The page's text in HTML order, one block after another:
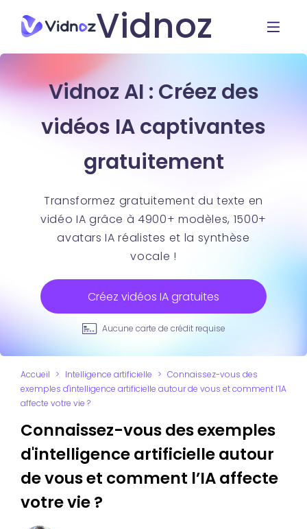
Vidnoz
Vidnoz AI : Créez des
vidéos IA captivantes
gratuitement
Transformez gratuitement du texte en
vidéo IA grâce à 4900+ modèles, 1500+
avatars IA réalistes et la synthèse
vocale !
Créez vidéos IA gratuites
Aucune carte de crédit requise
Accueil > Intelligence artificielle > Connaissez-vous des
exemples d'intelligence artificielle autour de vous et comment l’IA
affecte votre vie ?
Connaissez-vous des exemples
d'intelligence artificielle autour
de vous et comment l’IA affecte
votre vie ?